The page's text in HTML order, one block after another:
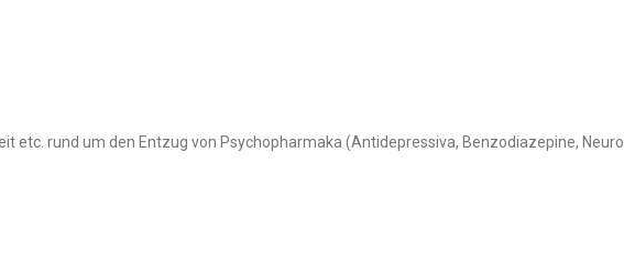
rund um den Entzug von Psychopharmaka (Antidepressiva, Benzodiazepine,